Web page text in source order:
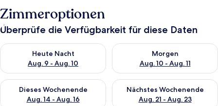
Zimmeroptionen
Überprüfe die Verfügbarkeit für diese Daten
Heute Nacht
Aug. 9 - Aug. 10
Überprüfe die Verfügbarkeit für heute Nacht, Aug. 9 - Aug.
Morgen
Aug. 10 - Aug. 11
Überprüfe die Verfügbarkeit
Dieses Wochenende
Aug. 14 - Aug. 16
Überprüfe die Verfügbarkeit für dieses Wochenende, Aug. 14
Nächstes Wochenende
Aug. 21 - Aug. 23
Überprüfe die Verfügbarkeit